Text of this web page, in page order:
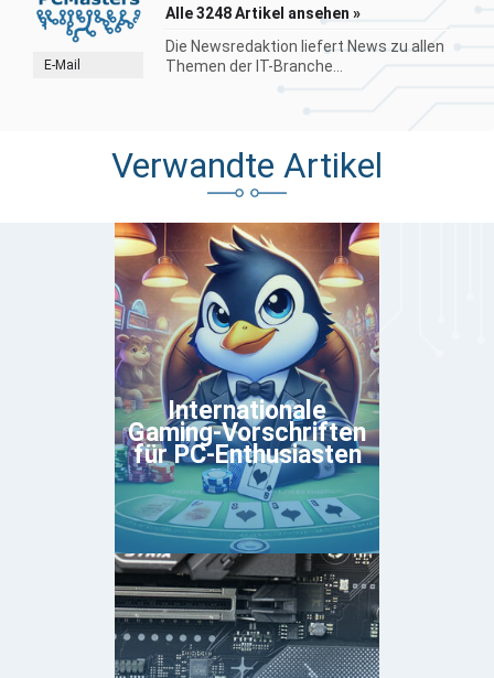
E-Mail
Alle 3248 Artikel ansehen »
Die Newsredaktion liefert News zu allen
Themen der IT-Branche...
Verwandte Artikel
Internationale
Gaming-Vorschriften
für PC-Enthusiasten